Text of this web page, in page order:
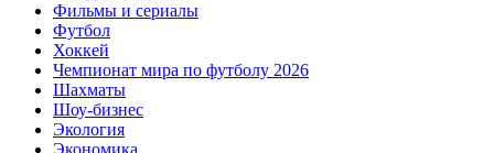
Фильмы и сериалы
Футбол
Хоккей
Чемпионат мира по футболу 2026
Шахматы
Шоу-бизнес
Экология
Экономика